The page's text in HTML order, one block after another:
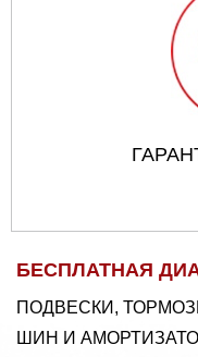
БЕСПЛАТНАЯ
ПОДВЕСКИ,
ШИН И